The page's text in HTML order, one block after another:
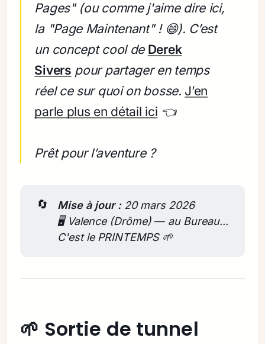
Pages" (ou comme j'aime dire ici,
la "Page Maintenant" ! 😄). C’est
un concept cool de Derek
Sivers pour partager en temps
réel ce sur quoi on bosse. J’en
parle plus en détail ici 👈
Prêt pour l’aventure ?
🔄 Mise à jour : 20 mars 2026
🖥️ Valence (Drôme) —
C'est le PRINTEMPS 🌱
🌱 Sortie de tunnel